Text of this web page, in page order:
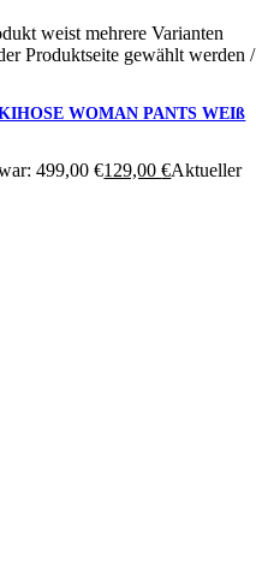
weist mehrere Varianten
Produktseite gewählt werden/
WOMAN PANTS WEIß
499,00 €129,00€Aktueller